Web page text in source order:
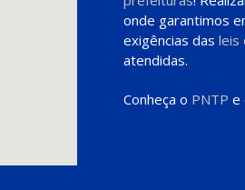
onde garantimos
exigências das leis
atendidas.
Conheça o PNTP e